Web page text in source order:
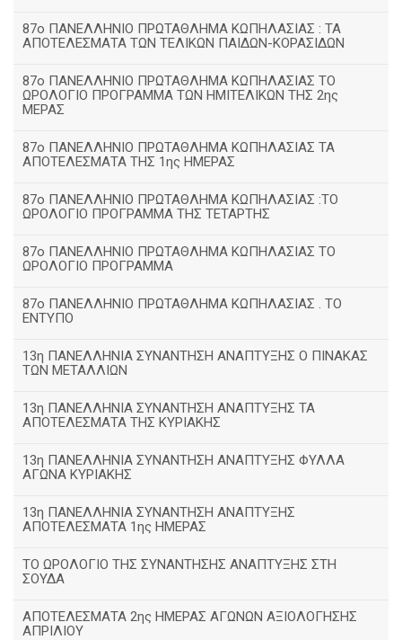
87ο ΠΑΝΕΛΛΗΝΙΟ ΠΡΩΤΑΘΛΗΜΑ ΚΩΠΗΛΑΣΙΑΣ : ΤΑ
ΑΠΟΤΕΛΕΣΜΑΤΑ ΤΩΝ ΤΕΛΙΚΩΝ ΠΑΙΔΩΝ-ΚΟΡΑΣΙΔΩΝ
87ο ΠΑΝΕΛΛΗΝΙΟ ΠΡΩΤΑΘΛΗΜΑ ΚΩΠΗΛΑΣΙΑΣ ΤΟ
ΩΡΟΛΟΓΙΟ ΠΡΟΓΡΑΜΜΑ ΤΩΝ ΗΜΙΤΕΛΙΚΩΝ ΤΗΣ 2ης
ΜΕΡΑΣ
87ο ΠΑΝΕΛΛΗΝΙΟ ΠΡΩΤΑΘΛΗΜΑ ΚΩΠΗΛΑΣΙΑΣ ΤΑ
ΑΠΟΤΕΛΕΣΜΑΤΑ ΤΗΣ 1ης ΗΜΕΡΑΣ
87ο ΠΑΝΕΛΛΗΝΙΟ ΠΡΩΤΑΘΛΗΜΑ ΚΩΠΗΛΑΣΙΑΣ :ΤΟ
ΩΡΟΛΟΓΙΟ ΠΡΟΓΡΑΜΜΑ ΤΗΣ ΤΕΤΑΡΤΗΣ
87ο ΠΑΝΕΛΛΗΝΙΟ ΠΡΩΤΑΘΛΗΜΑ ΚΩΠΗΛΑΣΙΑΣ ΤΟ
ΩΡΟΛΟΓΙΟ ΠΡΟΓΡΑΜΜΑ
87ο ΠΑΝΕΛΛΗΝΙΟ ΠΡΩΤΑΘΛΗΜΑ ΚΩΠΗΛΑΣΙΑΣ . ΤΟ
ΕΝΤΥΠΟ
13η ΠΑΝΕΛΛΗΝΙΑ ΣΥΝΑΝΤΗΣΗ ΑΝΑΠΤΥΞΗΣ Ο ΠΙΝΑΚΑΣ
ΤΩΝ ΜΕΤΑΛΛΙΩΝ
13η ΠΑΝΕΛΛΗΝΙΑ ΣΥΝΑΝΤΗΣΗ ΑΝΑΠΤΥΞΗΣ ΤΑ
ΑΠΟΤΕΛΕΣΜΑΤΑ ΤΗΣ ΚΥΡΙΑΚΗΣ
13η ΠΑΝΕΛΛΗΝΙΑ ΣΥΝΑΝΤΗΣΗ ΑΝΑΠΤΥΞΗΣ ΦΥΛΛΑ
ΑΓΩΝΑ ΚΥΡΙΑΚΗΣ
13η ΠΑΝΕΛΛΗΝΙΑ ΣΥΝΑΝΤΗΣΗ ΑΝΑΠΤΥΞΗΣ
ΑΠΟΤΕΛΕΣΜΑΤΑ 1ης ΗΜΕΡΑΣ
ΤΟ ΩΡΟΛΟΓΙΟ ΤΗΣ ΣΥΝΑΝΤΗΣΗΣ ΑΝΑΠΤΥΞΗΣ ΣΤΗ
ΣΟΥΔΑ
ΑΠΟΤΕΛΕΣΜΑΤΑ 2ης ΗΜΕΡΑΣ ΑΓΩΝΩΝ ΑΞΙΟΛΟΓΗΣΗΣ
ΑΠΡΙΛΙΟΥ